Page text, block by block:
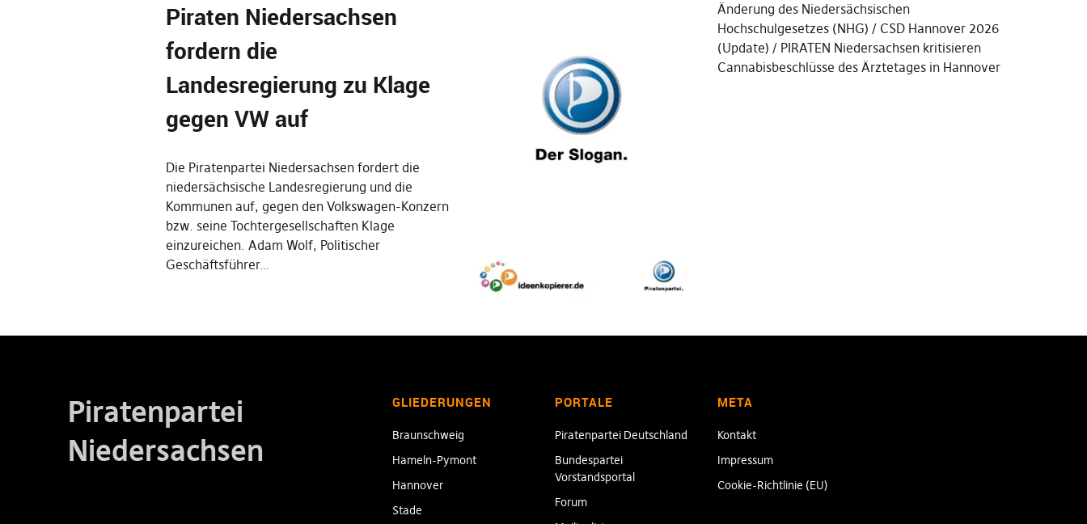
Piraten Niedersachsen
fordern die
Landesregierung zu Klage
gegen VW auf
Die Piratenpartei Niedersachsen fordert die
niedersächsische Landesregierung und die
Kommunen auf, gegen den Volkswagen-Konzern
bzw. seine Tochtergesellschaften Klage
einzureichen. Adam Wolf, Politischer
Geschäftsführer…
Änderung des Niedersächsischen
Hochschulgesetzes (NHG)
CSD Hannover 2026
(Update)
PIRATEN Niedersachsen kritisieren
Cannabisbeschlüsse des Ärztetages in Hannover
Piratenpartei
Niedersachsen
GLIEDERUNGEN
Braunschweig
Hameln-Pymont
Hannover
Stade
PORTALE
Piratenpartei Deutschland
Bundespartei
Vorstandsportal
Forum
META
Kontakt
Impressum
Cookie-Richtlinie (EU)